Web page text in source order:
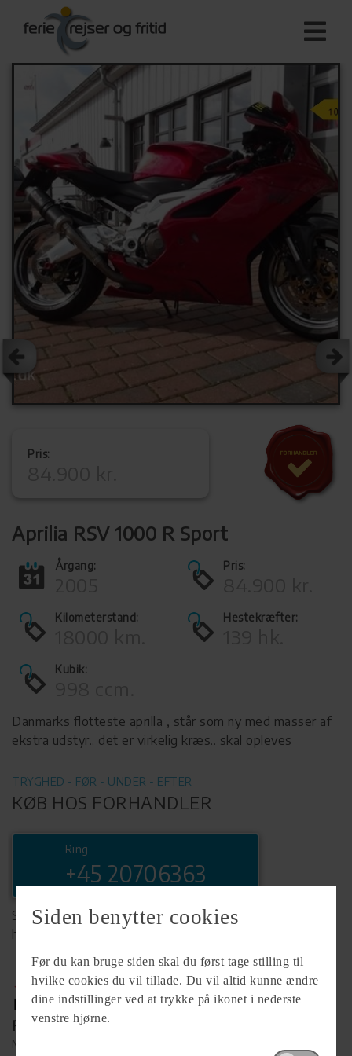
Pris:
Aprilia RSV 1000 R Sport
Årgang: Pris:
Kilometerstand: Hestekræfter:
Kubik:
Danmarks flotteste aprilla , står som ny med masser af
ekstra udstyr.. det er virkelig kræs.. skal opleves
TRYGHED - FØR - UNDER - EFTER
KØB HOS FORHANDLER
Ring
+45 20706363
Se komplet info på forhandlerens
hjemmeside
Forhandler
MC.X ApS
Siden benytter cookies
Før du kan bruge siden skal du først tage stilling til
hvilke cookies du vil tillade. Du vil altid kunne ændre
dine indstillinger ved at trykke på ikonet i nederste
venstre hjørne.